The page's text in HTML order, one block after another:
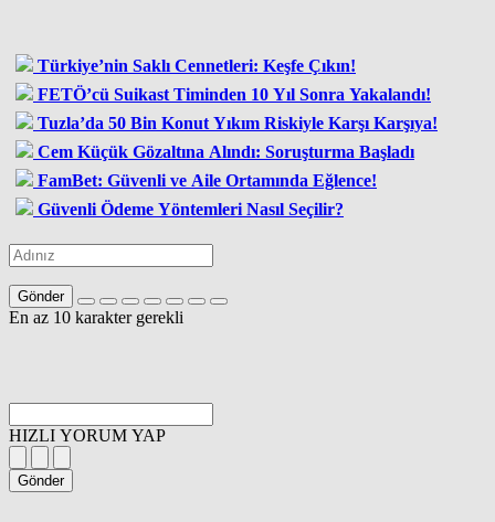
Türkiye’nin Saklı Cennetleri: Keşfe Çıkın!
FETÖ’cü Suikast Timinden 10 Yıl Sonra Yakalandı!
Tuzla’da 50 Bin Konut Yıkım Riskiyle Karşı Karşıya!
Cem Küçük Gözaltına Alındı: Soruşturma Başladı
FamBet: Güvenli ve Aile Ortamında Eğlence!
Güvenli Ödeme Yöntemleri Nasıl Seçilir?
Gönder
En az 10 karakter gerekli
HIZLI YORUM YAP
Gönder